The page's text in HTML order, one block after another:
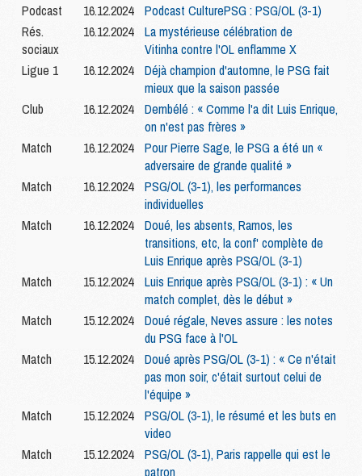
Podcast 16.12.2024
Podcast CulturePSG : PSG/OL (3-1)
Rés.
sociaux
16.12.2024
La mystérieuse célébration de
Vitinha contre l'OL enflamme X
Ligue 1
16.12.2024
Déjà champion d'automne, le PSG fait
mieux que la saison passée
Club
16.12.2024
Dembélé : « Comme l'a dit Luis Enrique,
on n'est pas frères »
Match
16.12.2024
Pour Pierre Sage, le PSG a été un «
adversaire de grande qualité »
Match
16.12.2024
PSG/OL (3-1), les performances
individuelles
Match
16.12.2024
Doué, les absents, Ramos, les
transitions, etc, la conf' complète de
Luis Enrique après PSG/OL (3-1)
Match
15.12.2024
Luis Enrique après PSG/OL (3-1) : « Un
match complet, dès le début »
Match
15.12.2024
Doué régale, Neves assure : les notes
du PSG face à l'OL
Match
15.12.2024
Doué après PSG/OL (3-1) : « Ce n'était
pas mon soir, c'était surtout celui de
l'équipe »
Match
15.12.2024
PSG/OL (3-1), le résumé et les buts en
video
Match
15.12.2024
PSG/OL (3-1), Paris rappelle qui est le
patron